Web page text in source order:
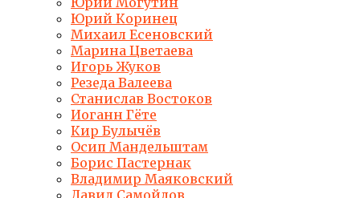
Юрий Коринец
Михаил Есеновский
Марина Цветаева
Игорь Жуков
Резеда Валеева
Станислав Востоков
Иоганн Гёте
Кир Булычёв
Осип Мандельштам
Борис Пастернак
Владимир Маяковский
Давид Самойлов